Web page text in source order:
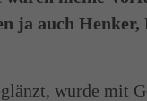
ja auch Henker,
wurde mit